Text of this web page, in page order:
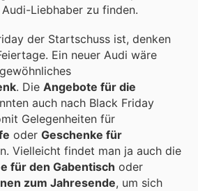
Liebhaber zu finden.
der Startschuss ist, denken
Ein neuer Audi wäre
. Die Angebote für die
auch nach Black Friday
Gelegenheiten für
oder Geschenke für
Vielleicht findet man ja auch die
für den Gabentisch oder
zum Jahresende, um sich